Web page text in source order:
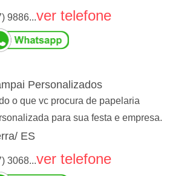
9886...ver telefone
Personalizados
o que vc procura de papelaria
para sua festa e empresa.
ES
3068...ver telefone